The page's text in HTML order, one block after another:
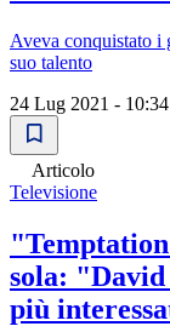
Aveva conquistato i
suo talento
24 Lug 2021 - 10:34
Articolo
Televisione
sola:
più